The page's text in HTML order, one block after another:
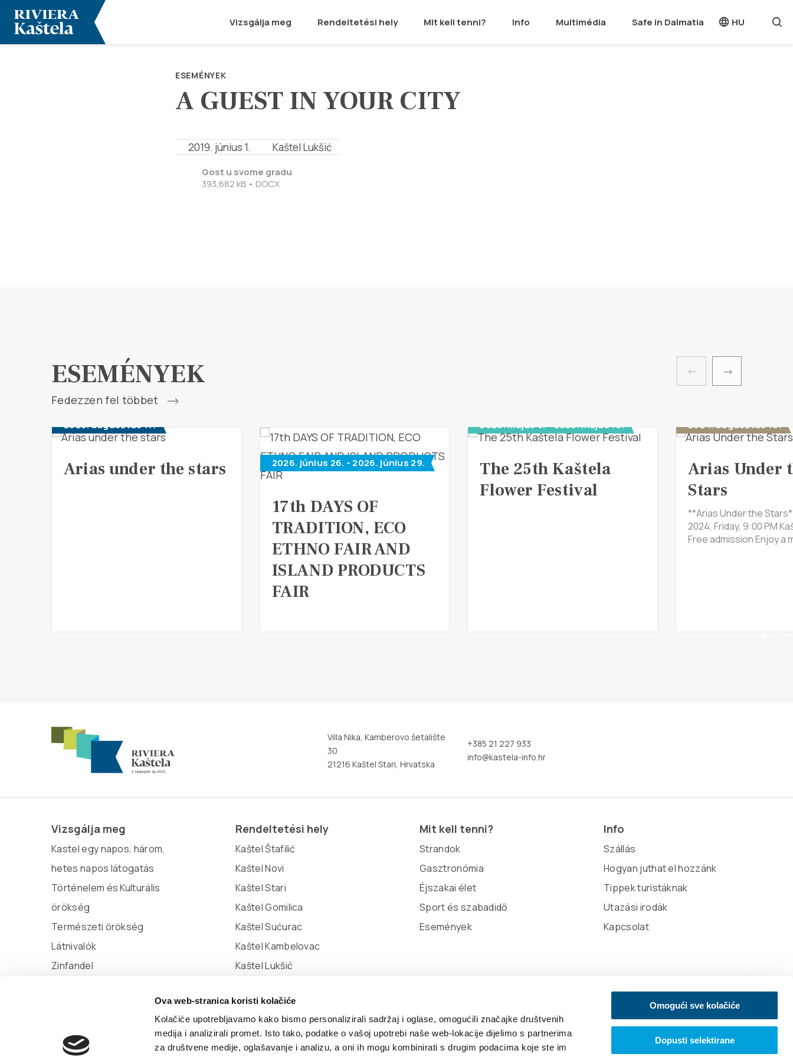
Ova web-stranica koristi kolačiće
Kolačiće upotrebljavamo kako bismo personalizirali sadržaj i oglase, omogućili značajke društvenih
medija i analizirali promet. Isto tako, podatke o vašoj upotrebi naše web-lokacije dijelimo s partnerima
za društvene medije, oglašavanje i analizu, a oni ih mogu kombinirati s drugim podacima koje ste im
Omogući sve kolačiće
Dopusti selektirane
Vizsgálja meg Rendeltetési hely Mit kell tenni? Info Multimédia Safe in Dalmatia HU
ESEMÉNYEK
A GUEST IN YOUR CITY
2019. június 1. Kaštel Lukšić
Gost u svome gradu
393,682 kB • DOCX
ESEMÉNYEK
Fedezzen fel többet
2026. augusztus 17.
Arias under the stars 2026. június 26. - 2026. június 29.
17th DAYS OF
TRADITION, ECO
ETHNO FAIR AND
ISLAND PRODUCTS
FAIR
2026. május 8. - 2026. május 10.
The 25th Kaštela
Flower Festival
2024. augusztus 16.
Arias Under
Stars
**Arias Under the
2024, Friday, 9:00 PM
Free admission Enjoy a
Villa Nika, Kamberovo šetalište
30
21216 Kaštel Stari, Hrvatska
+385 21 227 933
info@kastela-info.hr
Vizsgálja meg
Kastel egy napos, három,
hetes napos látogatás
Történelem és Kulturális
örökség
Természeti örökség
Látnivalók
Zinfandel
Rendeltetési hely
Kaštel Štafilić
Kaštel Novi
Kaštel Stari
Kaštel Gomilica
Kaštel Sućurac
Kaštel Kambelovac
Kaštel Lukšić
Mit kell tenni?
Strandok
Gasztronómia
Éjszakai élet
Sport és szabadidő
Események
Info
Szállás
Hogyan juthat el hozzánk
Tippek turistáknak
Utazási irodák
Kapcsolat